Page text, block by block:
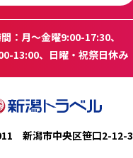
：月～金曜9:00-17:30、
13:00、日曜・祝祭日休み
新潟市中央区笹口2-12-3